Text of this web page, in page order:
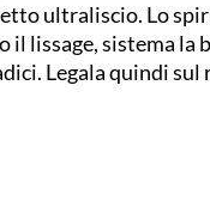
ultraliscio. Lo
il lissage, sistema la
Legala quindi sul